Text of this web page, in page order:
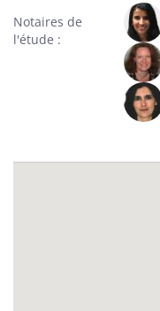
Notaires de
l'étude :